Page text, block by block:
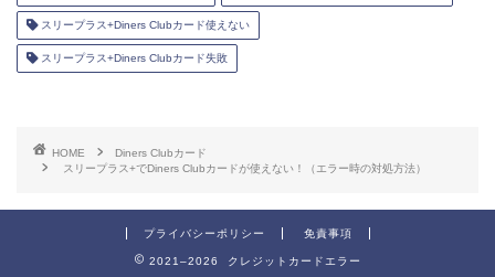
スリープラス+Diners Clubカード使えない
スリープラス+Diners Clubカード失敗
HOME
Diners Clubカード
スリープラス+でDiners Clubカードが使えない！（エラー時の対処方法）
プライバシーポリシー 免責事項
2021–2026 クレジットカードエラー